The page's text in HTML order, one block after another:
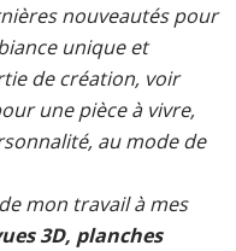
nouveautés pour
unique et
de création, voir
une pièce à vivre,
au mode de
mon travail à mes
3D, planches